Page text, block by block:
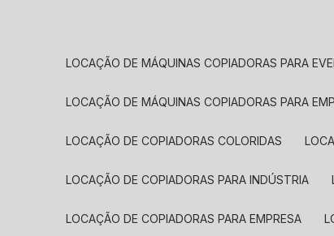
LOCAÇÃO DE MÁQUINAS COPIADORAS PARA
LOCAÇÃO DE MÁQUINAS COPIADORAS PARA
LOCAÇÃO DE COPIADORAS COLORIDAS
LOCAÇÃO DE COPIADORAS PARA INDÚSTRIA
LOCAÇÃO DE COPIADORAS PARA EMPRESA